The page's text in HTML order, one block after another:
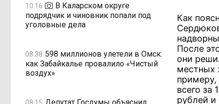
10:16
В Каларском округе
подрядчик и чиновник попали под
уголовные дела
08:38 598 миллионов улетели в Омск:
как Забайкалье провалило «Чистый
воздух»
08:15 Депутат Госдумы объяснил
Как
После
они
местных
всего за
рублей и